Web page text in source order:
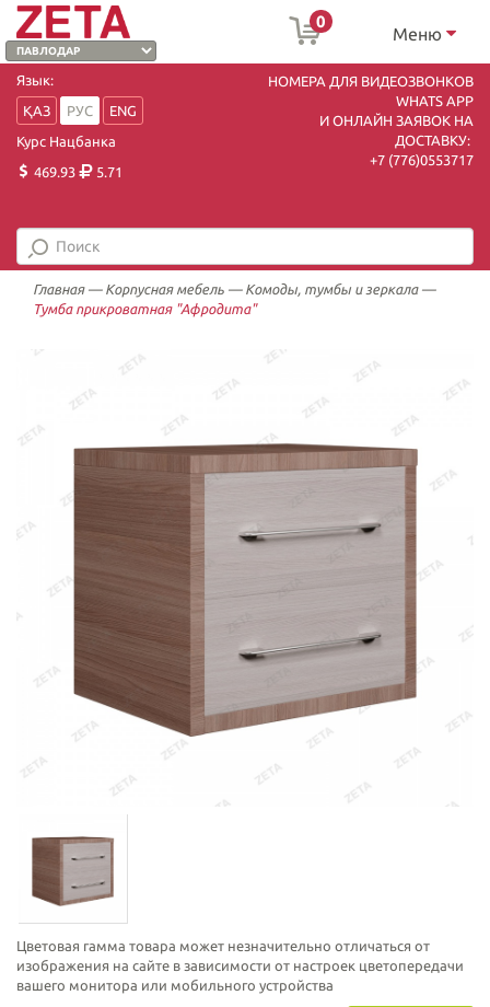
0
Меню
Язык:
ҚАЗ
РУС
ENG
Курс Нацбанка
469.93
5.71
НОМЕРА ДЛЯ ВИДЕОЗВОНКОВ
WHATS APP
И ОНЛАЙН ЗАЯВОК НА
ДОСТАВКУ:
+7 (776)0553717
Главная— Корпусная мебель — Комоды, тумбы и зеркала—
Тумба прикроватная "Афродита"
Цветовая гамма товара может незначительно отличаться от
изображения на сайте в зависимости от настроек цветопередачи
вашего монитора или мобильного устройства